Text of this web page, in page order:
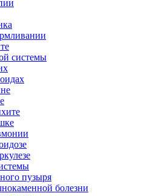
системы
пузыря
болезни